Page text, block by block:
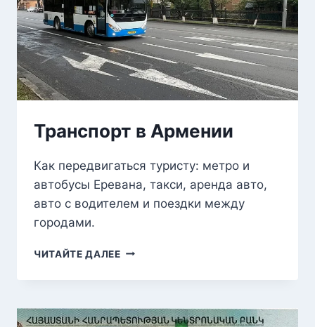
Транспорт в Армении
Как передвигаться туристу: метро и
автобусы Еревана, такси, аренда авто,
авто с водителем и поездки между
городами.
ЧИТАЙТЕ ДАЛЕЕТРАНСПОРТ
АРМЕНИИ